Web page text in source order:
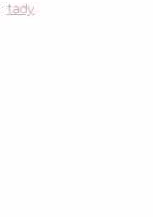
tady